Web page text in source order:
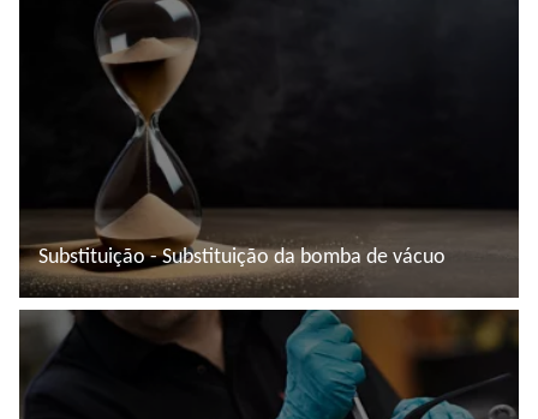
Substituição - Substituição da bomba de vácuo
Ler mais